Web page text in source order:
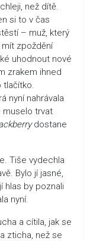
než dítě.
si to v čas
– muž, který
zpoždění
uhodnout nové
zrakem ihned
tlačítko.
nyní nahrávala
muselo trvat
dostane
Tiše vydechla
Bylo jí jasné,
hlas by poznali
nyní.
a cítila, jak se
zticha, než se